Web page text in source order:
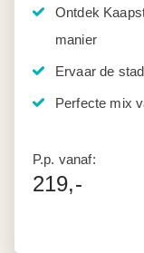
Ontdek
manier
Ervaar de
Perfecte mix
P.p. vanaf:
219,-